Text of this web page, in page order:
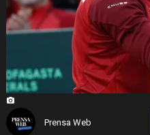
Prensa Web